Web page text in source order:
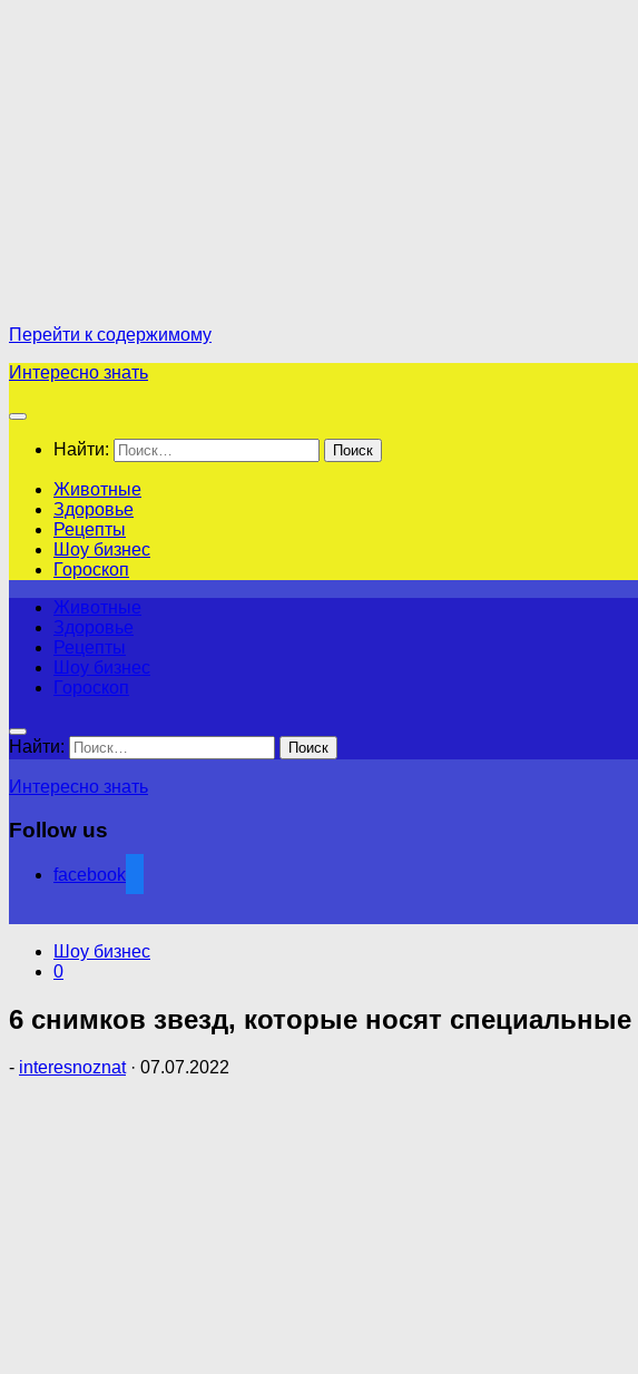
Перейти к содержимому
Интересно знать
Найти:
Животные
Здоровье
Рецепты
Шоу бизнес
Гороскоп
Животные
Здоровье
Рецепты
Шоу бизнес
Гороскоп
Найти:
Интересно знать
Follow us
facebook
Шоу бизнес
0
6 снимков звезд, которые носят
- interesnoznat · 07.07.2022